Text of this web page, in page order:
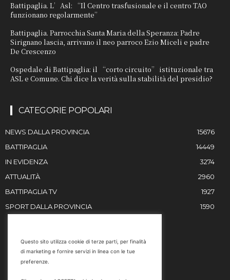
Battipaglia. L’Asl: “Il Centro trasfusionale e il centro TAO
funzionano regolarmente”
Battipaglia. Parrocchia Santa Maria della Speranza: Padre
Sirignano lascia, arrivano il neo parroco Ezio Miceli e padre
De Crescenzo
Ospedale di Battipaglia: il “corto circuito” istituzionale tra
ASL e Comune. Chi dice la verità sulla stabilità del presidio?
CATEGORIE POPOLARI
NEWS DALLA PROVINCIA
15676
BATTIPAGLIA
14449
IN EVIDENZA
3274
ATTUALITÀ
2960
BATTIPAGLIA TV
1927
SPORT DALLA PROVINCIA
1590
Email
Questo sito utilizza cookie di terze parti, per finalità
di marketing e fornire servizi in linea con le tue
preferenze.